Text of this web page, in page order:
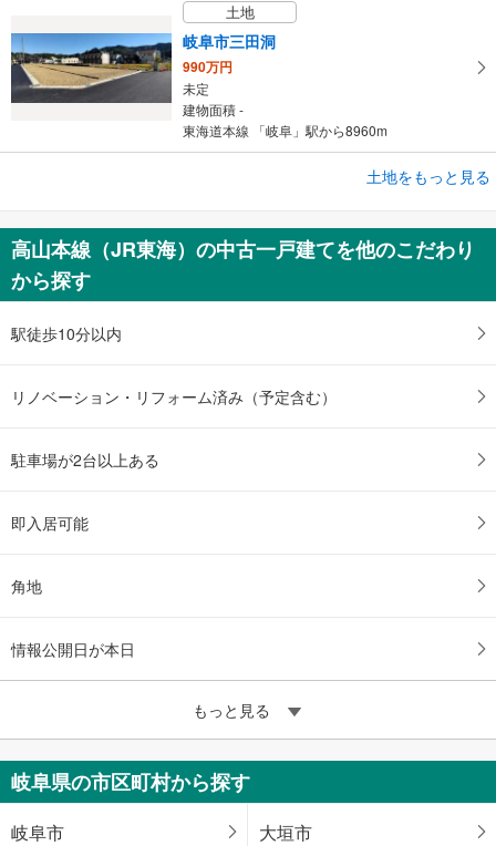
土地
岐阜市三田洞
990万円
未定
建物面積 -
東海道本線 「岐阜」駅から8960m
450万円
未定
東海道本線 「岐阜」駅 バス46分 三輪南小学校前 バス停下車 徒歩7分
土地をもっと見る
高山本線（JR東海）の中古一戸建てを他のこだわり
から探す
駅徒歩10分以内
リノベーション・リフォーム済み（予定含む）
駐車場が2台以上ある
即入居可能
角地
情報公開日が本日
もっと見る
岐阜県の市区町村から探す
岐阜市 大垣市